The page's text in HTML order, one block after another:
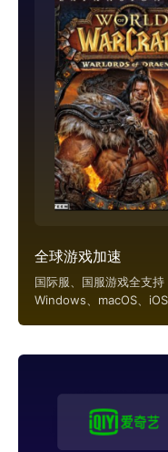
全球游戏加速
国际服、国服游戏全支
Windows、macOS、